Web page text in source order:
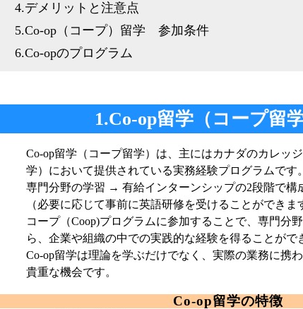
4.デメリットと注意点
5.Co-op（コープ）留学 参加条件
6.Co-opのプログラム
1.Co-op留学（コープ留
Co-op留学（コープ留学）は、主にはカナダのカレッ
学）において提供されている実務経験プログラムです。
専門分野の学習 → 有給インターンシップの2段階で構
（必要に応じて事前に英語研修を受けることができま
コープ（Coop)プログラムに参加することで、専門分
ら、企業や組織の中での実践的な経験を得ることがで
Co-op留学は理論を学ぶだけでなく、実際の業務に携
貴重な機会です。
Co-op留学の特徴